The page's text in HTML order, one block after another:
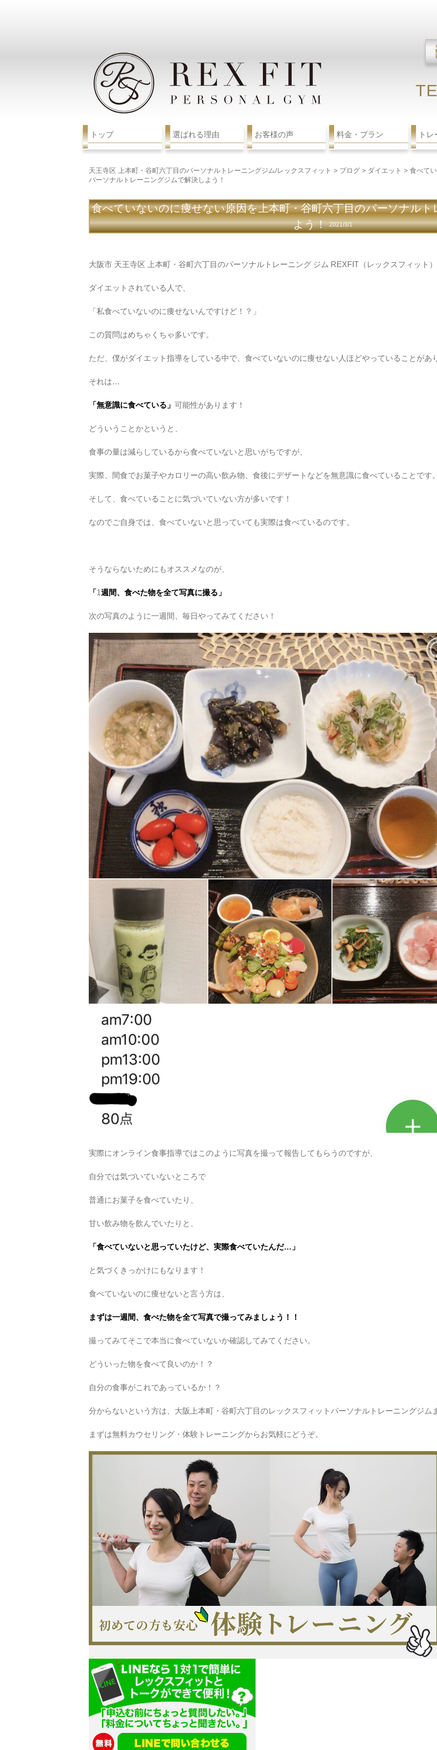
トップ 選ばれる理由 お客様の声 料金・プラン ト
天王寺区 上本町・谷町六丁目のパーソナルトレーニングジム/レックスフィット > ブログ > ダイエット > 食べて
パーソナルトレーニングジムで解決しよう！
食べていないのに痩せない原因を上本町・谷町六丁目のパーソナル
よう！2021/3/1
大阪市 天王寺区 上本町・谷町六丁目のパーソナルトレーニング ジム REXFIT（レックスフィット
ダイエットされている人で、
「私食べていないのに痩せないんですけど！？」
この質問はめちゃくちゃ多いです。
ただ、僕がダイエット指導をしている中で、食べていないのに痩せない人ほどやっていることがあ
それは…
「無意識に食べている」 可能性があります！
どういうことかというと、
食事の量は減らしているから食べていないと思いがちですが、
実際、間食でお菓子やカロリーの高い飲み物、食後にデザートなどを無意識に食べていることです
そして、食べていることに気づいていない方が多いです！
なのでご自身では、食べていないと思っていても実際は食べているのです。
そうならないためにもオススメなのが、
「 1週間、食べた物を全て写真に撮る」
次の写真のように一週間、毎日やってみてください！
実際にオンライン食事指導ではこのように写真を撮って報告してもらうのですが、
自分では気づいていないところで
普通にお菓子を食べていたり、
甘い飲み物を飲んでいたりと、
「食べていないと思っていたけど、実際食べていたんだ…」
と気づくきっかけにもなります！
食べていないのに痩せないと言う方は、
まずは一週間、食べた物を全て写真で撮ってみましょう！！
撮ってみてそこで本当に食べていないか確認してみてください。
どういった物を食べて良いのか！？
自分の食事がこれであっているか！？
分からないという方は、大阪上本町・谷町六丁目のレックスフィットパーソナルトレーニングジム
まずは無料カウセリング・体験トレーニングからお気軽にどうぞ。